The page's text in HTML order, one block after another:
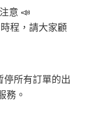
意 📣
程，請大家顧
停所有訂單的出
務。